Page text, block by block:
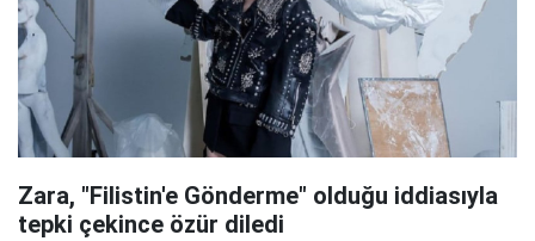
Zara, "Filistin'e Gönderme" olduğu iddiasıyla
tepki çekince özür diledi